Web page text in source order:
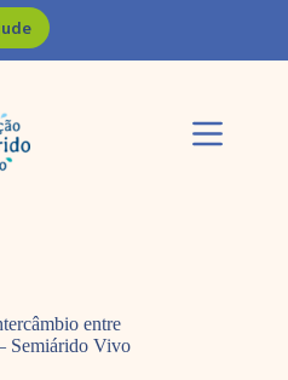
entre
Semiárido Vivo